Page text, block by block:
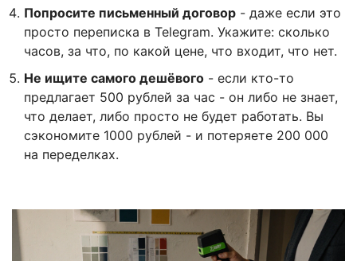
Попросите письменный договор - даже если это
просто переписка в Telegram. Укажите: сколько
часов, за что, по какой цене, что входит, что нет.
Не ищите самого дешёвого - если кто-то
предлагает 500 рублей за час - он либо не знает,
что делает, либо просто не будет работать. Вы
сэкономите 1000 рублей - и потеряете 200 000
на переделках.